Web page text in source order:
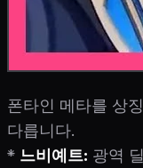
폰타인 메타를 상
다릅니다.
* 느비예트: 광역